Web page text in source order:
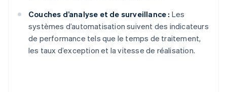
Couches d’analyse et de surveillance : Les
systèmes d’automatisation suivent des indicateurs
de performance tels que le temps de traitement,
les taux d’exception et la vitesse de réalisation.